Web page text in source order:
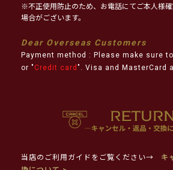
※不正使用防止のため、お電話にてご本人様
場合がございます。
Dear Overseas Customers
Payment method : Please make sure
or " Credit card ". Visa and MasterCard
当店のご利用ガイドをご覧ください→
キ